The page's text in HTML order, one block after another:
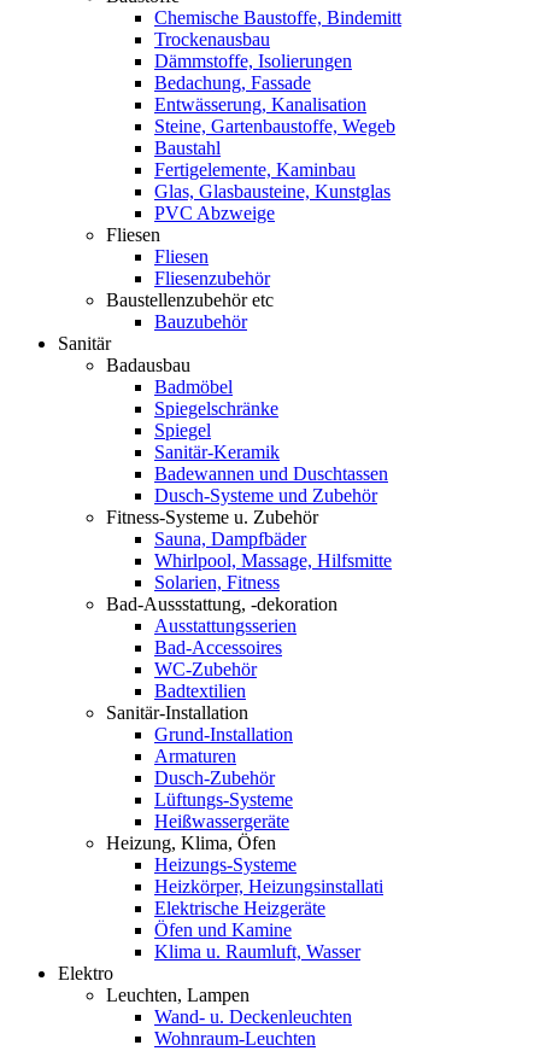
Chemische Baustoffe, Bindemitt
Trockenausbau
Dämmstoffe, Isolierungen
Bedachung, Fassade
Entwässerung, Kanalisation
Steine, Gartenbaustoffe, Wegeb
Baustahl
Fertigelemente, Kaminbau
Glas, Glasbausteine, Kunstglas
PVC Abzweige
Fliesen
Fliesen
Fliesenzubehör
Baustellenzubehör etc
Bauzubehör
Sanitär
Badausbau
Badmöbel
Spiegelschränke
Spiegel
Sanitär-Keramik
Badewannen und Duschtassen
Dusch-Systeme und Zubehör
Fitness-Systeme u. Zubehör
Sauna, Dampfbäder
Whirlpool, Massage, Hilfsmitte
Solarien, Fitness
Bad-Aussstattung, -dekoration
Ausstattungsserien
Bad-Accessoires
WC-Zubehör
Badtextilien
Sanitär-Installation
Grund-Installation
Armaturen
Dusch-Zubehör
Lüftungs-Systeme
Heißwassergeräte
Heizung, Klima, Öfen
Heizungs-Systeme
Heizkörper, Heizungsinstallati
Elektrische Heizgeräte
Öfen und Kamine
Klima u. Raumluft, Wasser
Elektro
Leuchten, Lampen
Wand- u. Deckenleuchten
Wohnraum-Leuchten